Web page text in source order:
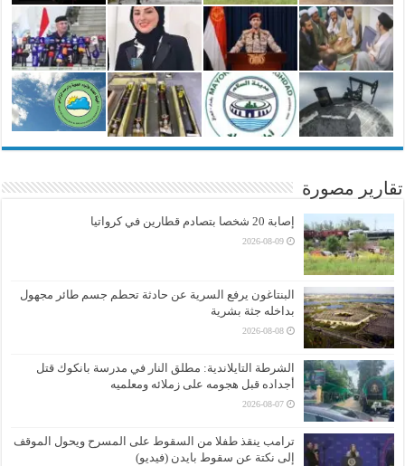
تقارير مصورة
إصابة 20 شخصا بتصادم قطارين في كرواتيا
2026-08-09
البنتاغون يرفع السرية عن حادثة تحطم جسم طائر مجهول
بداخله جثة بشرية
2026-08-08
الشرطة التايلاندية: مطلق النار في مدرسة بانكوك قتل
أجداده قبل هجومه على زملائه ومعلميه
2026-08-07
ترامب ينقذ طفلا من السقوط على المسرح ويحول الموقف
إلى نكتة عن سقوط بايدن (فيديو)